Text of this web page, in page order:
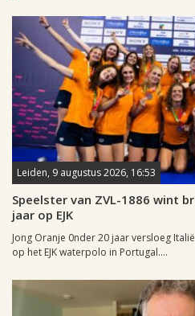
Leiden, 9 augustus 2026, 16:53
Speelster van ZVL-1886 wint
jaar op EJK
Jong Oranje 0nder 20 jaar versloeg
op het EJK waterpolo in Portugal....